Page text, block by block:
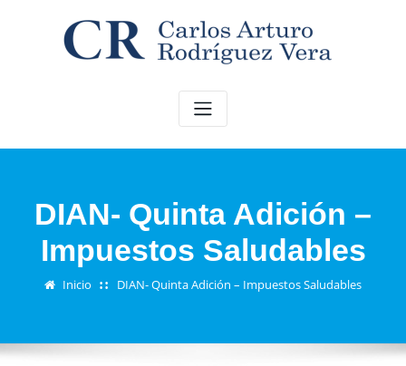
DIAN- Quinta Adición –
Impuestos Saludables
Inicio DIAN- Quinta Adición – Impuestos Saludables